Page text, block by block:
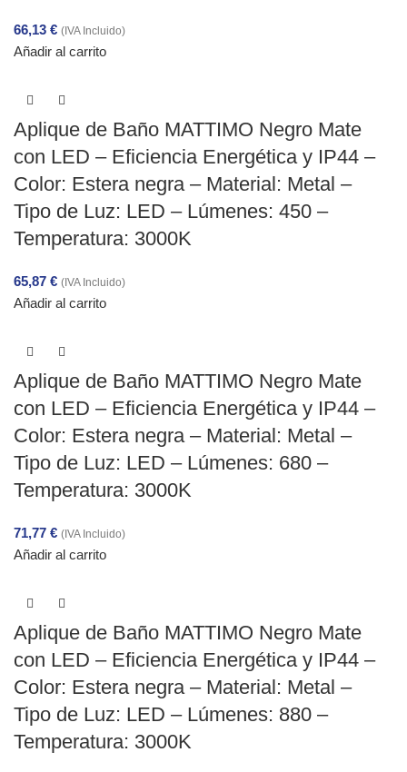
66,13 € (IVA Incluido)
Añadir al carrito
Aplique de Baño MATTIMO Negro Mate
con LED – Eficiencia Energética y IP44 –
Color: Estera negra – Material: Metal –
Tipo de Luz: LED – Lúmenes: 450 –
Temperatura: 3000K
65,87 € (IVA Incluido)
Añadir al carrito
Aplique de Baño MATTIMO Negro Mate
con LED – Eficiencia Energética y IP44 –
Color: Estera negra – Material: Metal –
Tipo de Luz: LED – Lúmenes: 680 –
Temperatura: 3000K
71,77 € (IVA Incluido)
Añadir al carrito
Aplique de Baño MATTIMO Negro Mate
con LED – Eficiencia Energética y IP44 –
Color: Estera negra – Material: Metal –
Tipo de Luz: LED – Lúmenes: 880 –
Temperatura: 3000K